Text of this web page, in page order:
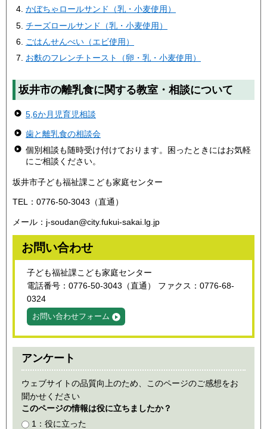
かぼちゃロールサンド（乳・小麦使用）
チーズロールサンド（乳・小麦使用）
ごはんせんべい（エビ使用）
お麩のフレンチトースト（卵・乳・小麦使用）
坂井市の離乳食に関する教室・相談について
5,6か月児育児相談
歯と離乳食の相談会
個別相談も随時受け付けております。困ったときにはお気軽
にご相談ください。
坂井市子ども福祉課こども家庭センター
TEL：0776-50-3043（直通）
メール：j-soudan@city.fukui-sakai.lg.jp
お問い合わせ
子ども福祉課こども家庭センター
電話番号：0776-50-3043（直通） ファクス：0776-68-
0324
お問い合わせフォーム
アンケート
ウェブサイトの品質向上のため、このページのご感想をお
聞かせください
このページの情報は役に立ちましたか？
1：役に立った